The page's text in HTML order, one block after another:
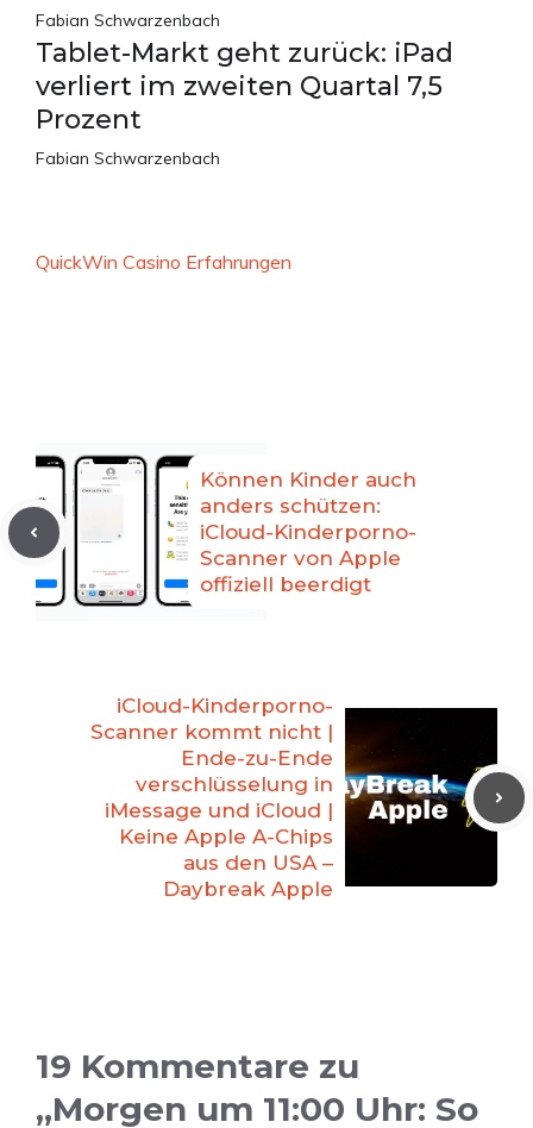
Fabian Schwarzenbach
Tablet-Markt geht zurück: iPad
verliert im zweiten Quartal 7,5
Prozent
Fabian Schwarzenbach
QuickWin Casino Erfahrungen
Können Kinder auch
anders schützen:
iCloud-Kinderporno-
Scanner von Apple
offiziell beerdigt
iCloud-Kinderporno-
Scanner kommt nicht |
Ende-zu-Ende
verschlüsselung in
iMessage und iCloud |
Keine Apple A-Chips
aus den USA –
Daybreak Apple
19 Kommentare zu
„Morgen um 11:00 Uhr: So